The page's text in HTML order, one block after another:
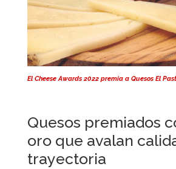
El Cheese Awards 2022 premia a Quesos El
Quesos premiados
oro que avalan
trayectoria